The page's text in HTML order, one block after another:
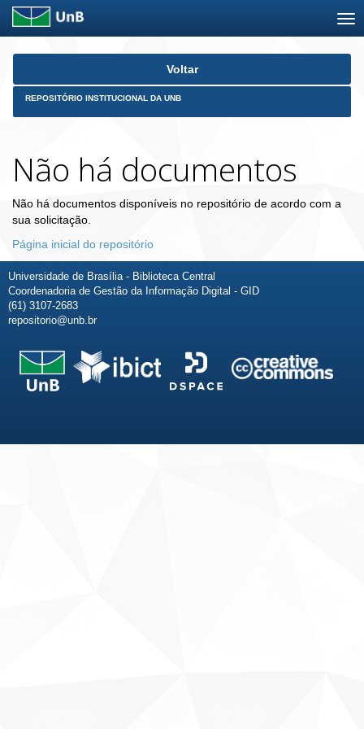
Skip
Voltar
REPOSITÓRIO INSTITUCIONAL DA UNB
Não há documentos
Não há documentos disponíveis no repositório de acordo com a
sua solicitação.
Página inicial do repositório
Universidade de Brasília - Biblioteca Central
Coordenadoria de Gestão da Informação Digital - GID
(61) 3107-2683
repositorio@unb.br